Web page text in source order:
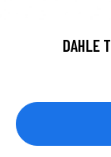
DAHLE